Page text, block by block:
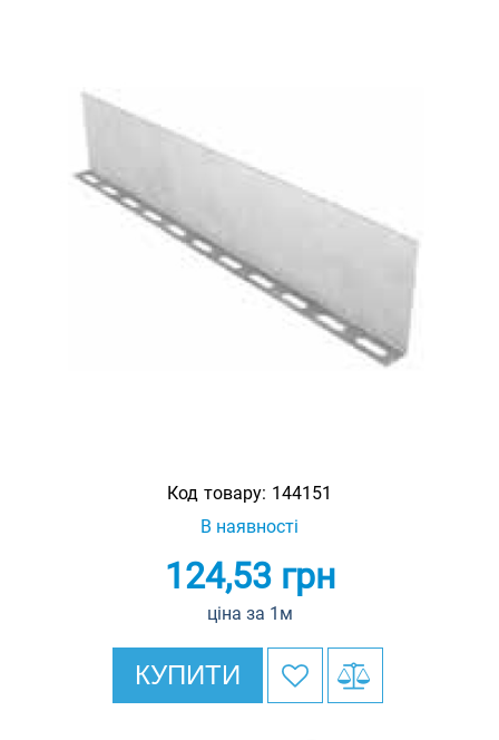
Код товару: 144151
В наявності
124,53грн
ціна за 1м
КУПИТИ